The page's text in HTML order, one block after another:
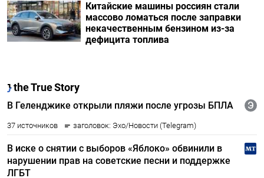
Китайские машины россиян стали
массово ломаться после заправки
некачественным бензином из-за
дефицита топлива